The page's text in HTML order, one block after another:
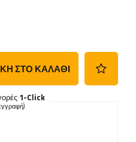
ΣΤΟ ΚΑΛΆΘΙ
1-Click